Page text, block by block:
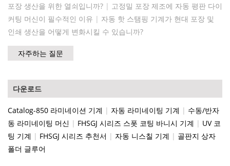
포장 생산을 위한 열쇠입니까? | 고정밀 포장 제조에 자동 평판 다이
커팅 머신이 필수적인 이유 | 자동 핫 스탬핑 기계가 현대 포장 및
인쇄 생산을 어떻게 변화시킬 수 있습니까?
자주하는 질문
다운로드
Catalog-850 라미네이션 기계 | 자동 라미네이팅 기계 | 수동/반자
동 라미네이팅 머신 | FHSGJ 시리즈 스폿 코팅 바니시 기계 | UV 코
팅 기계 | FHSGJ 시리즈 추천서 | 자동 니스칠 기계 | 골판지 상자
폴더 글루어